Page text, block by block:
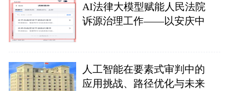
AI法律大模型赋能人民法院
诉源治理工作——以安庆中
人工智能在要素式审判中的
应用挑战、路径优化与未来